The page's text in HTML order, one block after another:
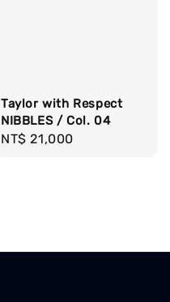
Taylor with Respect
NIBBLES / Col. 04
Regular
NT$ 21,000